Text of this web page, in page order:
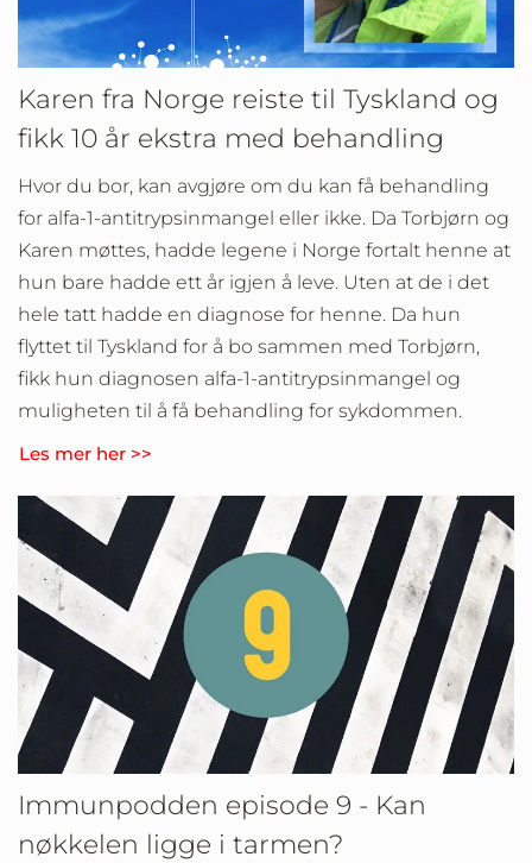
Karen fra Norge reiste til Tyskland og
fikk 10 år ekstra med behandling
Hvor du bor, kan avgjøre om du kan få behandling
for alfa-1-antitrypsinmangel eller ikke. Da Torbjørn og
Karen møttes, hadde legene i Norge fortalt henne at
hun bare hadde ett år igjen å leve. Uten at de i det
hele tatt hadde en diagnose for henne. Da hun
flyttet til Tyskland for å bo sammen med Torbjørn,
fikk hun diagnosen alfa-1-antitrypsinmangel og
muligheten til å få behandling for sykdommen.
Les mer her >>
Immunpodden episode 9 - Kan
nøkkelen ligge i tarmen?